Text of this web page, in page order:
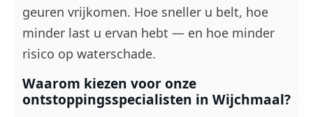
geuren vrijkomen. Hoe sneller u belt, hoe
minder last u ervan hebt — en hoe minder
risico op waterschade.
Waarom kiezen voor onze
ontstoppingsspecialisten in Wijchmaal?